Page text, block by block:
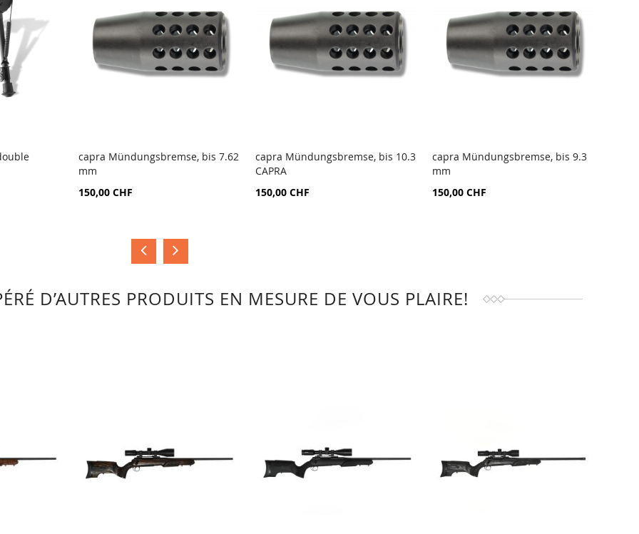
AU
capra Mündungsbremse, bis 7.62
mm
150,00 CHF
AJOUTER
AU
capra Mündungsbremse, bis 10.3
CAPRA
150,00 CHF
AU
capra Mündungsbremse, bis 9.3
mm
150,00 CHF
D’AUTRES PRODUITS EN MESURE DE VOUS PLAIRE!